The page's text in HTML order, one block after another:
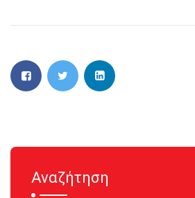
Αναζήτηση